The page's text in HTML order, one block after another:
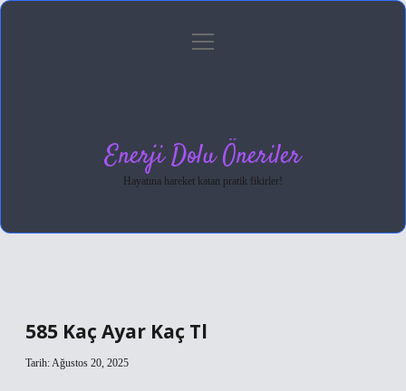
Gizlilik Politikası
menüyü
Enerji Dolu Öneriler
Hayatına hareket katan pratik fikirler!
585 Kaç Ayar Kaç Tl
Tarih: Ağustos 20, 2025